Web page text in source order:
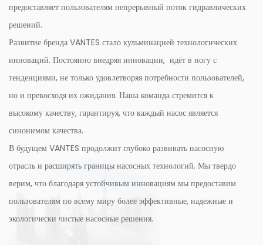
предоставляет пользователям непрерывный поток гидравлических
решений.
Развитие бренда VANTES стало кульминацией технологических
инноваций. Постоянно внедряя инновации, идёт в ногу с
тенденциями, не только удовлетворяя потребности пользователей,
но и превосходя их ожидания. Наша команда стремится к
высокому качеству, гарантируя, что каждый насос является
синонимом качества.
В будущем VANTES продолжит глубоко развивать насосную
отрасль и расширять границы насосных технологий. Мы твердо
верим, что благодаря устойчивым инновациям мы предоставим
пользователям по всему миру более эффективные, надежные и
экологически чистые насосные решения.